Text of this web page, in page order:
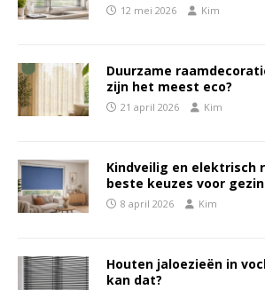
12 mei 2026 Kim
Duurzame
zijn het meest eco?
21 april 2026 Kim
Kindveilig en elektrisch
beste keuzes voor
8 april 2026 Kim
Houten jaloezieën in
kan dat?